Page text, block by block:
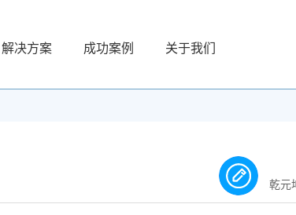
解决方案 成功案例 关于我们
乾元